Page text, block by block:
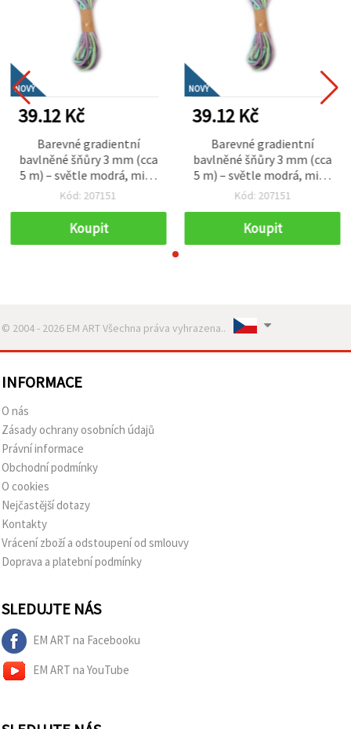
NOVÝ
39.12 Kč
Barevné gradientní
bavlněné šňůry 3 mm (cca
5 m) – světle modrá, mint
a světle fialová, ideální na
kreativní DIY tvoření
Kód: 207151
Koupit
NOVÝ
39.12 Kč
Barevné gradientní
bavlněné šňůry 3 mm (cca
5 m) – světle modrá, mint
a světle fialová, ideální na
kreativní DIY tvoření
Kód: 207151
Koupit
© 2004 - 2026 EM ART Všechna práva vyhrazena..
INFORMACE
O nás
Zásady ochrany osobních údajů
Právní informace
Obchodní podmínky
O cookies
Nejčastější dotazy
Kontakty
Vrácení zboží a odstoupení od smlouvy
Doprava a platební podmínky
SLEDUJTE NÁS
EM ART na Facebooku
EM ART na YouTube